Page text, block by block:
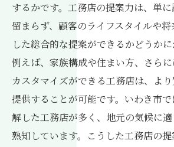
するかです。工務店の提案力は、単
留まらず、顧客のライフスタイルや
した総合的な提案ができるかどうかに
例えば、家族構成や住まい方、さら
カスタマイズができる工務店は、よ
提供することが可能です。いわき市
解した工務店が多く、地元の気候に
熟知しています。こうした工務店の